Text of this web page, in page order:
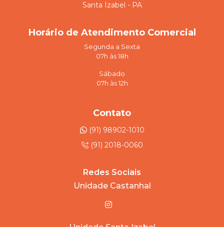
Santa Izabel - PA
Horário de Atendimento Comercial
Segunda a Sexta
07h às 18h
Sábado
07h às 12h
Contato
(91) 98902-1010
(91) 2018-0060
Redes Sociais
Unidade Castanhal